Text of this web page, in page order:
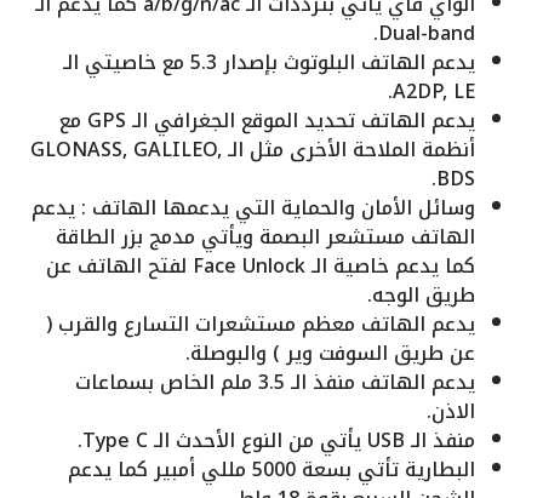
Dual-band.
يدعم الهاتف البلوتوث بإصدار 5.3 مع خاصيتي الـ
A2DP, LE.
يدعم الهاتف تحديد الموقع الجغرافي الـ GPS مع
أنظمة الملاحة الأخرى مثل الـ GLONASS, GALILEO,
BDS.
وسائل الأمان والحماية التي يدعمها الهاتف : يدعم
الهاتف مستشعر البصمة ويأتي مدمج بزر الطاقة
كما يدعم خاصية الـ Face Unlock لفتح الهاتف عن
طريق الوجه.
يدعم الهاتف معظم مستشعرات التسارع والقرب (
عن طريق السوفت وير ) والبوصلة.
يدعم الهاتف منفذ الـ 3.5 ملم الخاص بسماعات
الاذن.
منفذ الـ USB يأتي من النوع الأحدث الـ Type C.
البطارية تأتي بسعة 5000 مللي أمبير كما يدعم